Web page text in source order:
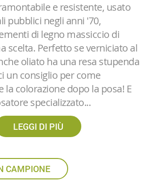
e resistente, usato
pubblici negli anni '70,
di legno massiccio di
scelta. Perfetto se verniciato al
oliato ha una resa stupenda
un consiglio per come
la colorazione dopo la posa! E
specializzato...
LEGGI DI PIÙ
CAMPIONE